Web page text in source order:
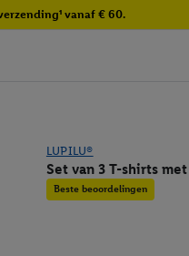
vanaf € 60.
LUPILU®
Set van 3 T-shirts
Beste beoordelingen